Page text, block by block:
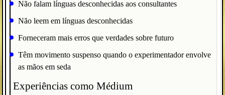
Não falam línguas desconhecidas aos consultantes
Não leem em línguas desconhecidas
Forneceram mais erros que verdades sobre futuro
Têm movimento suspenso quando o experimentador envolve
as mãos em seda
Experiências como Médium